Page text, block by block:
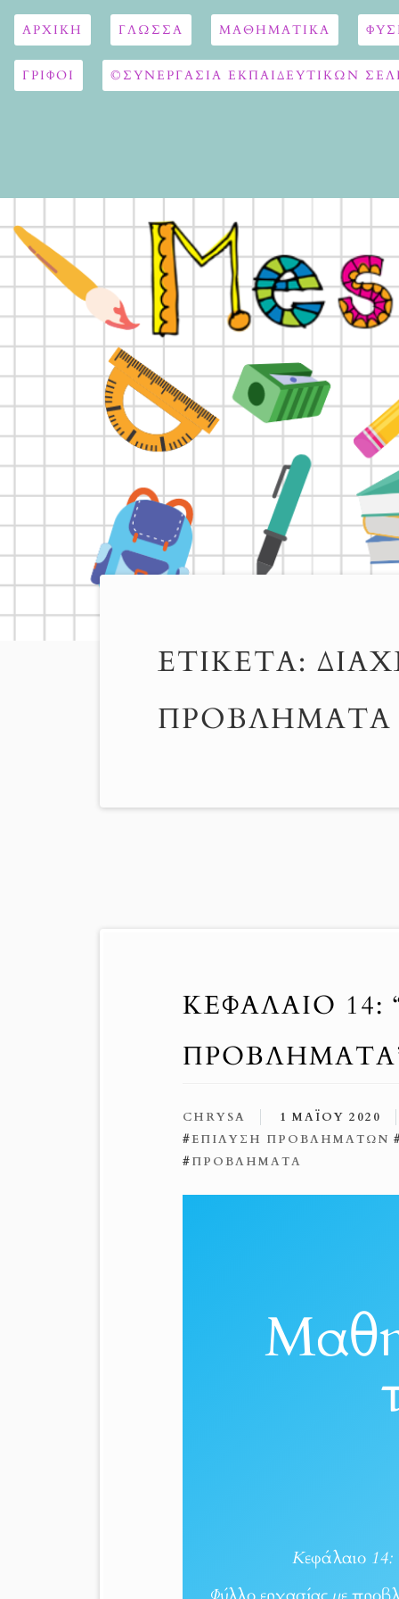
ΑΡΧΙΚΉ ΓΛΏΣΣΑ ΜΑΘΗΜΑΤΙΚΆ
ΓΡΙΦΟΙ ©ΣΥΝΕΡΓΑΣΙΑ ΕΚΠΑΙΔΕΥΤΙΚΩΝ
ΕΤΙΚΈΤΑ:
ΠΡΟΒΛΉΜΑΤΑ
ΚΕΦΑΛΑΙΟ 14:
CHRYSA
1 ΜΑΪ́ΟΥ 2020
#ΕΠΊΛΥΣΗ ΠΡΟΒΛΗΜΆΤΩΝ
#ΠΡΟΒΛΉΜΑΤΑ
Κεφάλαιο 14: